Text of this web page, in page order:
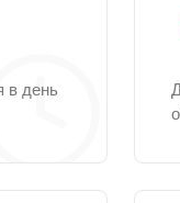
в день